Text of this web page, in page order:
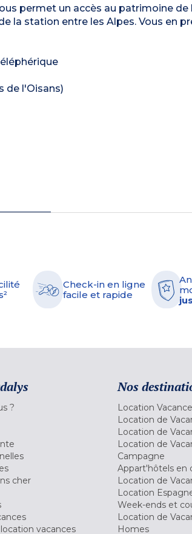
permet un accès au patrimoine de
la station entre les Alpes. Vous en
de l'Oisans)
Check-in en ligne
facile et rapide
?
cher
vacances
Nos
Location
Location de
Location de
Location de
Campagne
Appart'hôtels en
Location de
Location
Week-ends et
Location de
Homes